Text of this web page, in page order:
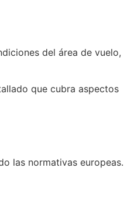
del área de vuelo,
que cubra aspectos
las normativas europeas.